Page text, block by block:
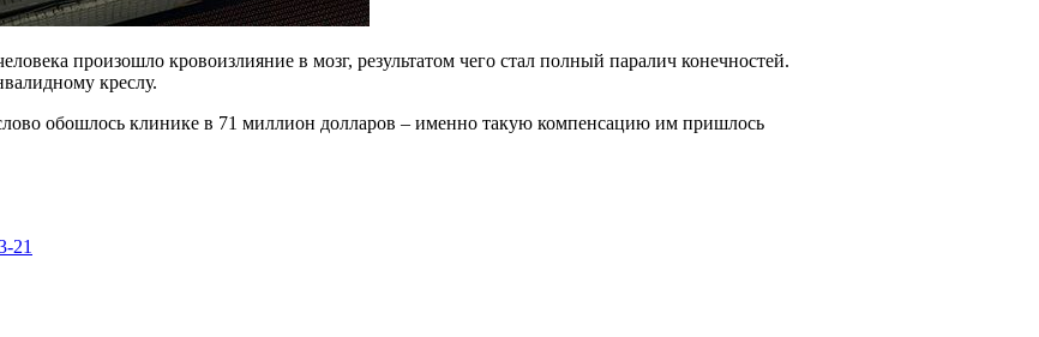
произошло кровоизлияние в мозг, результатом чего стал полный паралич конечностей.
креслу.
обошлось клинике в 71 миллион долларов – именно такую компенсацию им пришлось
21